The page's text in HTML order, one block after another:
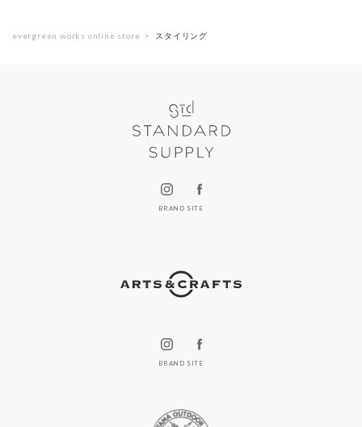
evergreen works online store スタイリング
BRAND SITE
BRAND SITE